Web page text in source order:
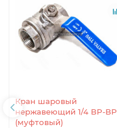
Кран шаровый
нержавеющий 1/4 ВР-ВР
(муфтовый)